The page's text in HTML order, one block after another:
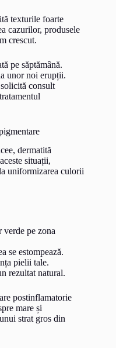
texturile foarte
cazurilor, produsele
crescut.
pe săptămână.
unor noi erupții.
solicită consult
dermatită
situații,
uniformizarea culorii
verde pe zona
se estompează.
pielii tale.
rezultat natural.
postinflamatorie
mare și
strat gros din